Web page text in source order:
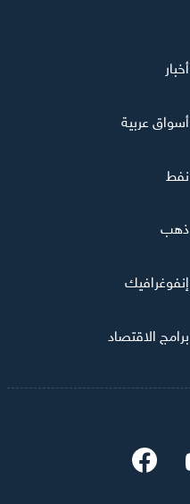
أخبار
أسواق عربية
نفط
ذهب
إنفوغرافيك
برامج الاقتصاد